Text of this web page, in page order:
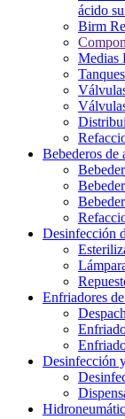
ácido
Birm
Medias
Bebederos de
Desinfección
Enfriadores
Desinfección